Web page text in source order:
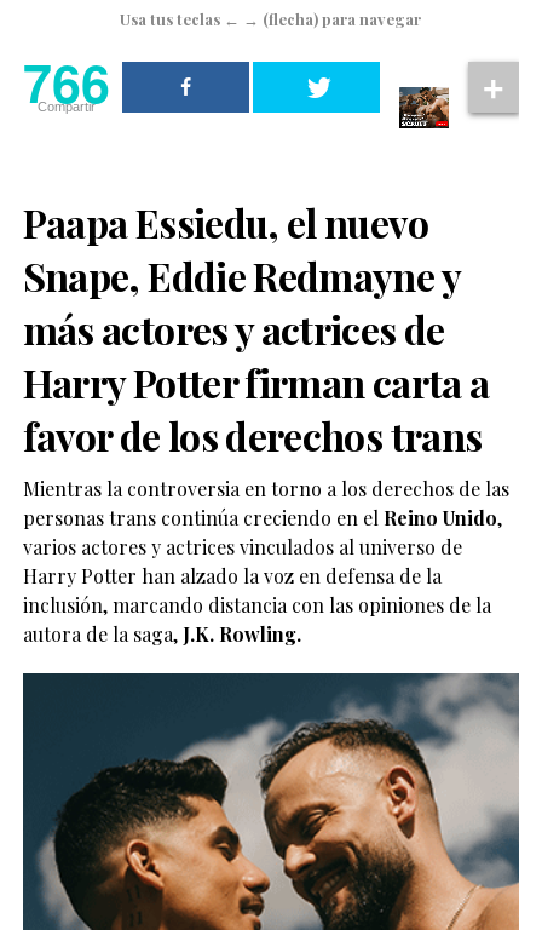
Usa tus teclas ← → (flecha) para navegar
766
Compartir
Paapa Essiedu, el nuevo
Snape, Eddie Redmayne y
más actores y actrices de
Harry Potter firman carta a
favor de los derechos trans
Mientras la controversia en torno a los derechos de las
personas trans continúa creciendo en el Reino Unido,
varios actores y actrices vinculados al universo de
Harry Potter han alzado la voz en defensa de la
inclusión, marcando distancia con las opiniones de la
autora de la saga, J.K. Rowling.